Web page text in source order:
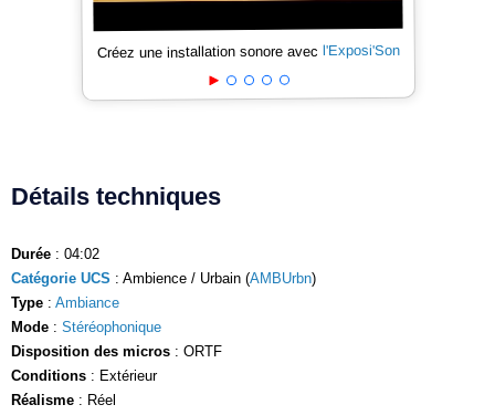
Créez une installation sonore avec l'Exposi'Son
Détails techniques
Durée : 04:02
Catégorie UCS : Ambience / Urbain (AMBUrbn)
Type : Ambiance
Mode : Stéréophonique
Disposition des micros : ORTF
Conditions : Extérieur
Réalisme : Réel